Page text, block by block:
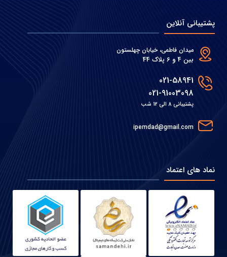
پشتیبانی آنلاین
میدان فاطمی، خیابان چهلستون
بین 4 و 6 پلاک 44
021-58941
021-91003098
پشتیبانی 8 الی 12 شب
ipemdad@gmail.com
نماد های اعتماد